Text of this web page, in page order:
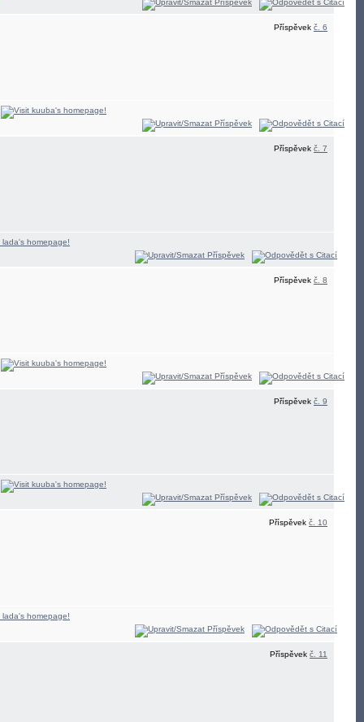
Příspěvek č. 6
Příspěvek č. 7
Příspěvek č. 8
Příspěvek č. 9
Příspěvek č. 10
Příspěvek č. 11